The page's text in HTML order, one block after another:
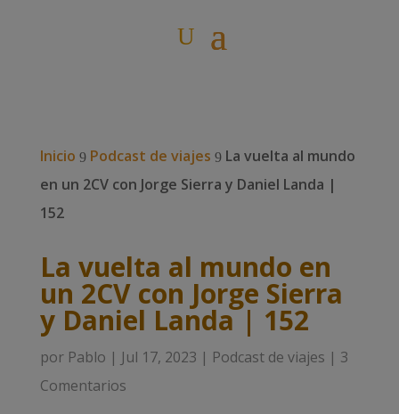
Inicio 9 Podcast de viajes 9 La vuelta al mundo
en un 2CV con Jorge Sierra y Daniel Landa |
152
La vuelta al mundo en
un 2CV con Jorge Sierra
y Daniel Landa | 152
por Pablo | Jul 17, 2023 | Podcast de viajes | 3
Comentarios